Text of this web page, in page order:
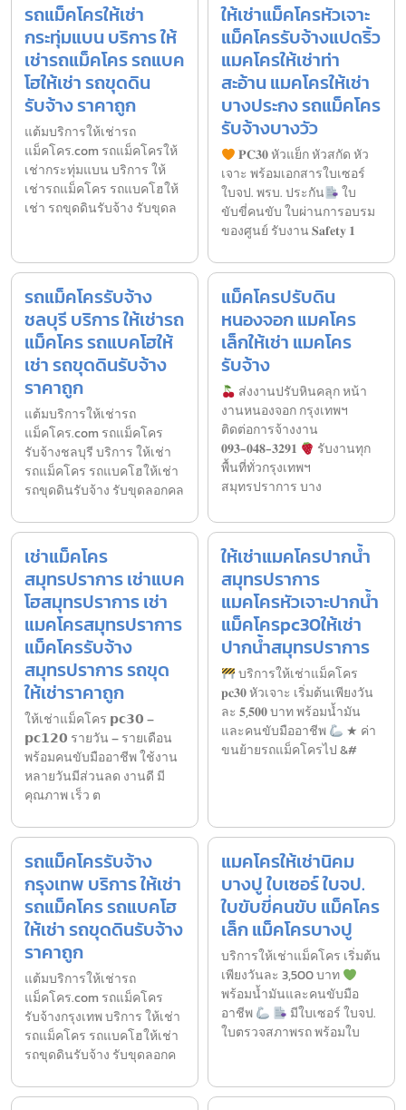
รถแม็คโครให้เช่า
กระทุ่มแบน บริการ ให้
เช่ารถแม็คโคร รถแบค
โฮให้เช่า รถขุดดิน
รับจ้าง ราคาถูก
แต้มบริการให้เช่ารถ
แม็คโคร.com รถแม็คโครให้
เช่ากระทุ่มแบน บริการ ให้
เช่ารถแม็คโคร รถแบคโฮให้
เช่า รถขุดดินรับจ้าง รับขุดล
ให้เช่าแม็คโครหัวเจาะ
แม็คโครรับจ้างแปดริ้ว
แมคโครให้เช่าท่า
สะอ้าน แมคโครให้เช่า
บางประกง รถแม็คโคร
รับจ้างบางวัว
𝐏𝐂𝟑𝟎 หัวแย็ก หัวสกัด หัว
เจาะ พร้อมเอกสารใบเซอร์
ใบจป. พรบ. ประกัน
ใบ
ขับขี่คนขับ ใบผ่านการอบรม
ของศูนย์ รับงาน 𝐒𝐚𝐟𝐞𝐭𝐲 𝟏
รถแม็คโครรับจ้าง
ชลบุรี บริการ ให้เช่ารถ
แม็คโคร รถแบคโฮให้
เช่า รถขุดดินรับจ้าง
ราคาถูก
แต้มบริการให้เช่ารถ
แม็คโคร.com รถแม็คโคร
รับจ้างชลบุรี บริการ ให้เช่า
รถแม็คโคร รถแบคโฮให้เช่า
รถขุดดินรับจ้าง รับขุดลอกคล
แม็คโครปรับดิน
หนองจอก แมคโคร
เล็กให้เช่า แมคโคร
รับจ้าง
ส่งงานปรับหินคลุก หน้า
งานหนองจอก กรุงเทพฯ
ติดต่อการจ้างงาน
𝟎𝟗𝟑-𝟎𝟒𝟖-𝟑𝟐𝟗𝟏
รับงานทุก
พื้นที่ทั่วกรุงเทพฯ
สมุทรปราการ บาง
เช่าแม็คโคร
สมุทรปราการ เช่าแบค
โฮสมุทรปราการ เช่า
แมคโครสมุทรปราการ
แม็คโครรับจ้าง
สมุทรปราการ รถขุด
ให้เช่าราคาถูก
ให้เช่าแม็คโคร 𝗽𝗰𝟯𝟬 –
𝗽𝗰𝟭𝟮𝟬 รายวัน – รายเดือน
พร้อมคนขับมืออาชีพ ใช้งาน
หลายวันมีส่วนลด งานดี มี
คุณภาพ เร็ว ต
ให้เช่าแมคโครปากน้ำ
สมุทรปราการ
แมคโครหัวเจาะปากน้ำ
แม็คโครpc30ให้เช่า
ปากน้ำสมุทรปราการ
บริการให้เช่าแม็คโคร
𝐩𝐜𝟑𝟎 หัวเจาะ เริ่มต้นเพียงวัน
ละ 𝟓,𝟓𝟎𝟎 บาท พร้อมน้ำมัน
และคนขับมืออาชีพ
★ ค่า
ขนย้ายรถแม็คโครไป &#
รถแม็คโครรับจ้าง
กรุงเทพ บริการ ให้เช่า
รถแม็คโคร รถแบคโฮ
ให้เช่า รถขุดดินรับจ้าง
ราคาถูก
แต้มบริการให้เช่ารถ
แม็คโคร.com รถแม็คโคร
รับจ้างกรุงเทพ บริการ ให้เช่า
รถแม็คโคร รถแบคโฮให้เช่า
รถขุดดินรับจ้าง รับขุดลอกค
แมคโครให้เช่านิคม
บางปู ใบเซอร์ ใบจป.
ใบขับขี่คนขับ แม็คโคร
เล็ก แม็คโครบางปู
บริการให้เช่าแม็คโคร เริ่มต้น
เพียงวันละ 3,500 บาท
พร้อมน้ำมันและคนขับมือ
อาชีพ
มีใบเซอร์ ใบจป.
ใบตรวจสภาพรถ พร้อมใบ